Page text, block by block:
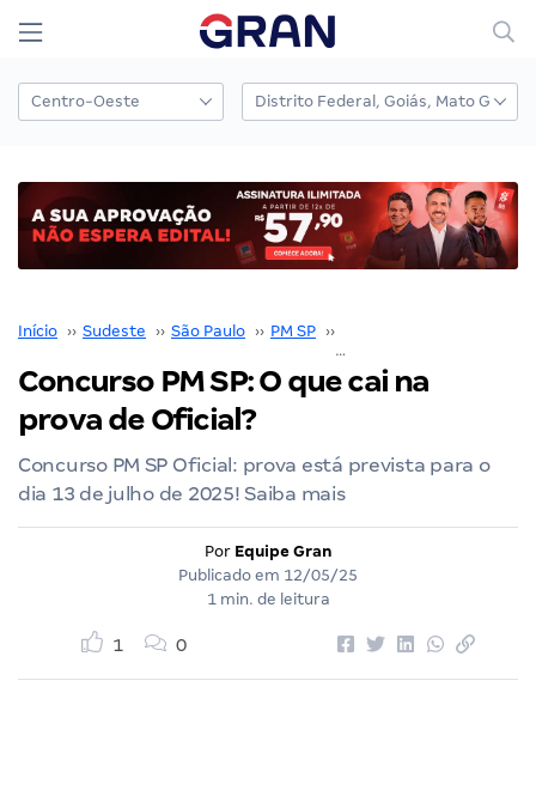
Início ›› Sudeste ›› São Paulo ›› PM SP ››
Concurso PM SP: O que cai na
prova de Oficial?
Concurso PM SP Oficial: prova está prevista para o
dia 13 de julho de 2025! Saiba mais
Por Equipe Gran
Publicado em 12/05/25
1 min. de leitura
1 0